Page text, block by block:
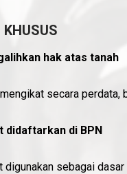
hak atas tanah
secara perdata,
didaftarkan di BPN
digunakan sebagai